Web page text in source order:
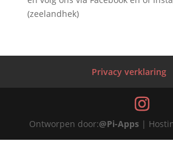
(zeelandhek)
Privacy verklaring
Ontworpen door:@Pi-Apps |